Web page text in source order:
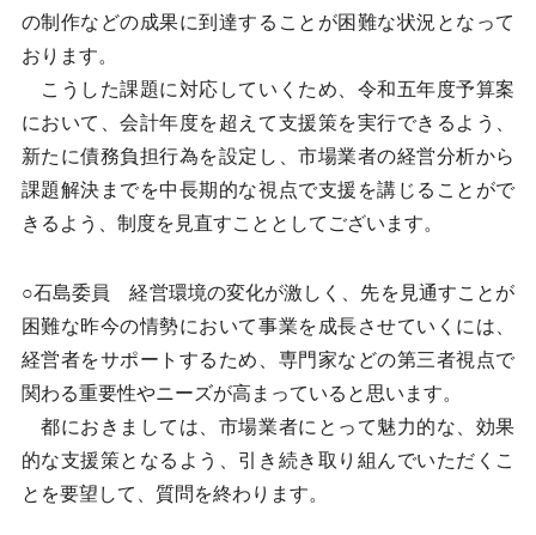
の制作などの成果に到達することが困難な状況となって
おります。
こうした課題に対応していくため、令和五年度予算案
において、会計年度を超えて支援策を実行できるよう、
新たに債務負担行為を設定し、市場業者の経営分析から
課題解決までを中長期的な視点で支援を講じることがで
きるよう、制度を見直すこととしてございます。
○石島委員 経営環境の変化が激しく、先を見通すことが
困難な昨今の情勢において事業を成長させていくには、
経営者をサポートするため、専門家などの第三者視点で
関わる重要性やニーズが高まっていると思います。
都におきましては、市場業者にとって魅力的な、効果
的な支援策となるよう、引き続き取り組んでいただくこ
とを要望して、質問を終わります。